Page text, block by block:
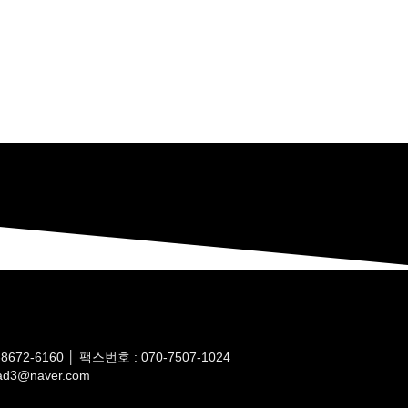
6160 │ 팩스번호 : 070-7507-1024